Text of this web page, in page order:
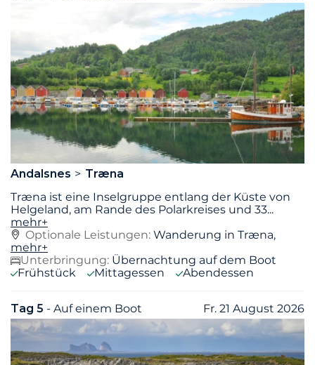
Andalsnes
Træna
Træna ist eine Inselgruppe entlang der Küste von
Helgeland, am Rande des Polarkreises und 33...
mehr+
Optionale Leistungen: Wanderung in Træna,
mehr+
Unterbringung: Übernachtung auf dem Boot
Frühstück
Mittagessen Abendessen
Tag 5 - Auf einem Boot Fr. 21 August 2026